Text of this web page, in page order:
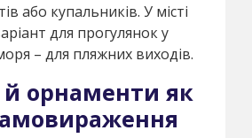
або купальників. У місті
для прогулянок у
– для пляжних виходів.
орнаменти як